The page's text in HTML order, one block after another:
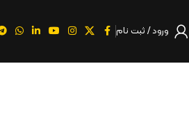
ورود / ثبت نام